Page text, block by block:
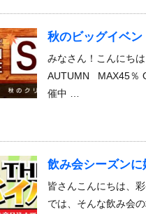
秋のビッグイベ
みなさん！こんにち
AUTUMN MAX45％
催中 …
飲み会シーズン
皆さんこんにちは、
では、そんな飲み会